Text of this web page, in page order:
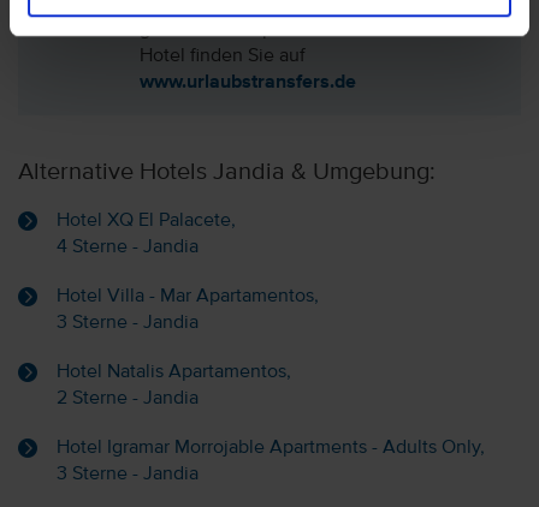
Hotel finden Sie auf
www.urlaubstransfers.de
Alternative Hotels Jandia & Umgebung:
Hotel XQ El Palacete,
4 Sterne - Jandia
Hotel Villa - Mar Apartamentos,
3 Sterne - Jandia
Hotel Natalis Apartamentos,
2 Sterne - Jandia
Hotel Igramar Morrojable Apartments - Adults Only,
3 Sterne - Jandia